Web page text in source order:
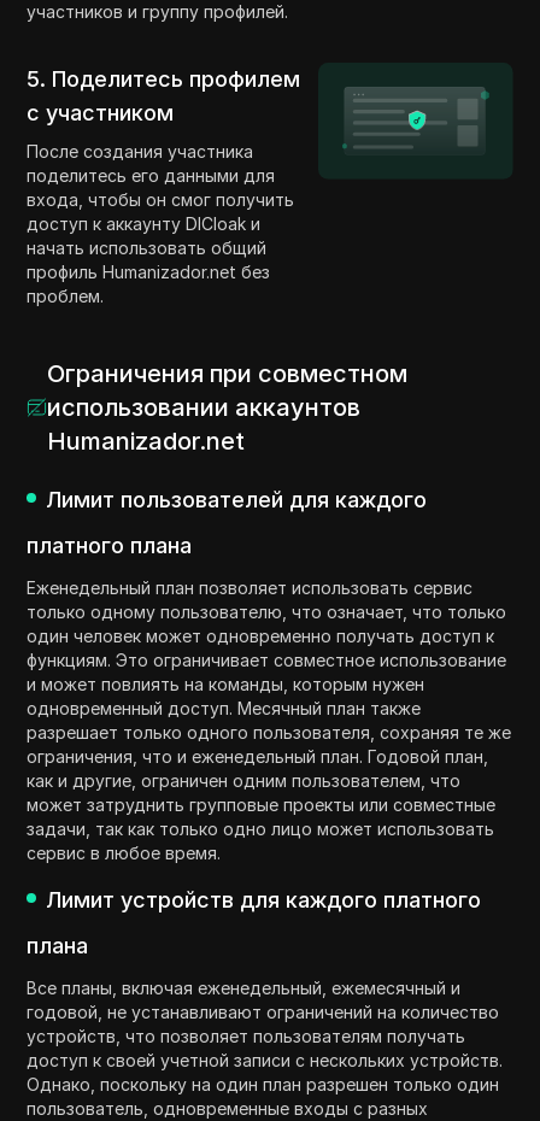
участников и группу профилей.
5. Поделитесь профилем
с участником
После создания участника
поделитесь его данными для
входа, чтобы он смог получить
доступ к аккаунту DICloak и
начать использовать общий
профиль Humanizador.net без
проблем.
Ограничения при совместном
использовании аккаунтов
Humanizador.net
Лимит пользователей для каждого
платного плана
Еженедельный план позволяет использовать сервис
только одному пользователю, что означает, что только
один человек может одновременно получать доступ к
функциям. Это ограничивает совместное использование
и может повлиять на команды, которым нужен
одновременный доступ. Месячный план также
разрешает только одного пользователя, сохраняя те же
ограничения, что и еженедельный план. Годовой план,
как и другие, ограничен одним пользователем, что
может затруднить групповые проекты или совместные
задачи, так как только одно лицо может использовать
сервис в любое время.
Лимит устройств для каждого платного
плана
Все планы, включая еженедельный, ежемесячный и
годовой, не устанавливают ограничений на количество
устройств, что позволяет пользователям получать
доступ к своей учетной записи с нескольких устройств.
Однако, поскольку на один план разрешен только один
пользователь, одновременные входы с разных